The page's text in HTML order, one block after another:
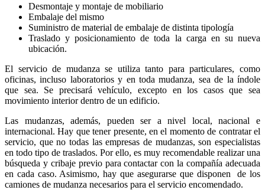
Desmontaje y montaje de mobiliario
Embalaje del mismo
Suministro de material de embalaje de distinta tipología
Traslado y posicionamiento de toda la carga en su nueva
ubicación.
El servicio de mudanza se utiliza tanto para particulares, como
oficinas, incluso laboratorios y en toda mudanza, sea de la índole
que sea. Se precisará vehículo, excepto en los casos que sea
movimiento interior dentro de un edificio.
Las mudanzas, además, pueden ser a nivel local, nacional e
internacional. Hay que tener presente, en el momento de contratar el
servicio, que no todas las empresas de mudanzas, son especialistas
en todo tipo de traslados. Por ello, es muy recomendable realizar una
búsqueda y cribaje previo para contactar con la compañía adecuada
en cada caso. Asimismo, hay que asegurarse que disponen de los
camiones de mudanza necesarios para el servicio encomendado.